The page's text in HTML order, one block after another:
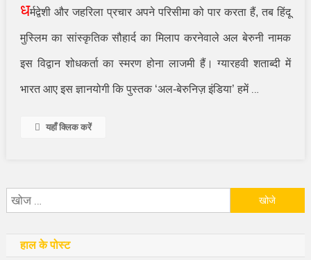
धर्मद्वेशी और जहरिला प्रचार अपने परिसीमा को पार करता हैं, तब हिंदू
मुस्लिम का सांस्कृतिक सौहार्द का मिलाप करनेवाले अल बेरुनी नामक
इस विद्वान शोधकर्ता का स्मरण होना लाजमी हैं। ग्यारहवी शताब्दी में
भारत आए इस ज्ञानयोगी कि पुस्तक ‘अल-बेरुनिज़ इंडिया’हमें …
यहाँ क्लिक करें
हाल के पोस्ट